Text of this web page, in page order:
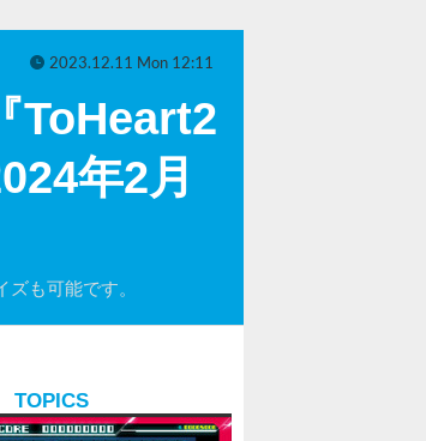
ToHeart2
年2月
も可能です。
2023.12.11 Mon 12:11
TOPICS